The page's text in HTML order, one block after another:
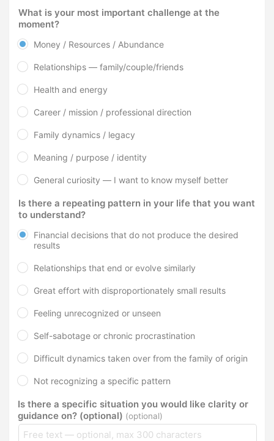
What is your most important challenge at the
moment?
Money / Resources / Abundance
Relationships — family/couple/friends
Health and energy
Career / mission / professional direction
Family dynamics / legacy
Meaning / purpose / identity
General curiosity — I want to know myself better
Is there a repeating pattern in your life that you want
to understand?
Financial decisions that do not produce the desired
results
Relationships that end or evolve similarly
Great effort with disproportionately small results
Feeling unrecognized or unseen
Self-sabotage or chronic procrastination
Difficult dynamics taken over from the family of origin
Not recognizing a specific pattern
Is there a specific situation you would like clarity or
guidance on? (optional) (optional)